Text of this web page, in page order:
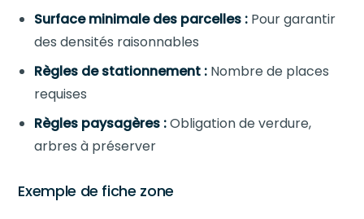
Surface minimale des parcelles : Pour garantir
des densités raisonnables
Règles de stationnement : Nombre de places
requises
Règles paysagères :Obligation de verdure,
arbres à préserver
Exemple de fiche zone